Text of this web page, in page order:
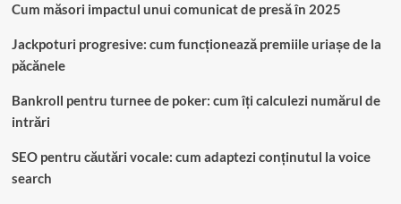
Cum măsori impactul unui comunicat de presă în 2025
Jackpoturi progresive: cum funcționează premiile uriașe de la
păcănele
Bankroll pentru turnee de poker: cum îți calculezi numărul de
intrări
SEO pentru căutări vocale: cum adaptezi conținutul la voice
search